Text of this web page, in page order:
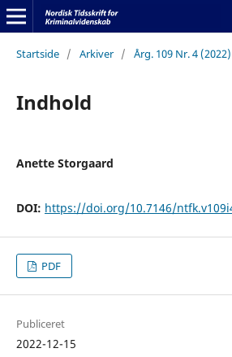
Startside / Arkiver / Årg. 109 Nr. 4 (2022)
Indhold
Anette Storgaard
DOI: https://doi.org/10.7146/
PDF
Publiceret
2022-12-15